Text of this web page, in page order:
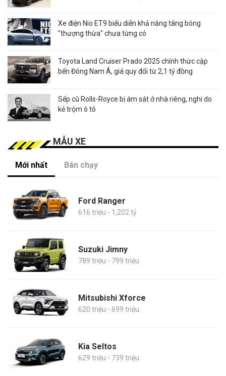
Xe điện Nio ET9 biểu diễn khả năng tâng bóng
"thượng thừa" chưa từng có
Toyota Land Cruiser Prado 2025 chính thức cập
bến Đông Nam Á, giá quy đổi từ 2,1 tỷ đồng
Sếp cũ Rolls-Royce bị ám sát ở nhà riêng, nghi do
kẻ trộm ô tô
MẪU XE
Mới nhất Bán chạy
Ford Ranger
616 triệu - 1,202 tỷ
Suzuki Jimny
789 triệu - 799 triệu
Mitsubishi Xforce
620 triệu - 699 triệu
Kia Seltos
629 triệu - 739 triệu